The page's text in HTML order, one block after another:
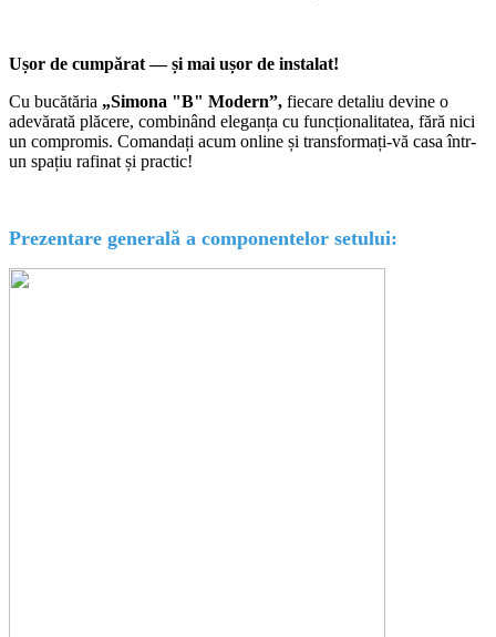
Ușor de cumpărat — și mai ușor de instalat!
Cu bucătăria „Simona "B" Modern”, fiecare detaliu devine o
adevărată plăcere, combinând eleganța cu funcționalitatea, fără nici
un compromis. Comandați acum online și transformați-vă casa într-
un spațiu rafinat și practic!
Prezentare generală a componentelor setului: